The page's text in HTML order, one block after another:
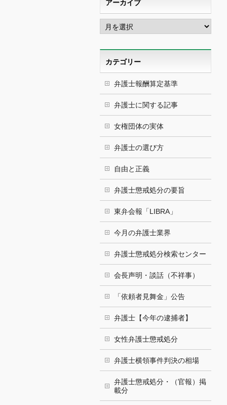
アーカイブ
ア
ー
イ
ブカテゴリー
弁護士報酬算定基準
弁護士に関する記事
女権団体の実体
弁護士の選び方
自由と正義
弁護士懲戒処分の要旨
東弁会報「LIBRA」
今月の弁護士業界
弁護士懲戒処分検索センター
会長声明・談話（不祥事）
「依頼者見舞金」公告
弁護士【今年の逮捕者】
女性弁護士懲戒処分
弁護士横領事件判決の相場
弁護士懲戒処分・（官報）掲
載分